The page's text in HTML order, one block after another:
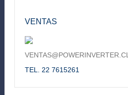
VENTAS
VENTAS@POWERINVERTER.CL
TEL. 22 7615261